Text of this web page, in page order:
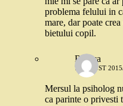
problema felului in
mare, dar poate
bietului copil.
Raluca
7 AUGUST
Mersul la psiholog
ca parinte o privesti